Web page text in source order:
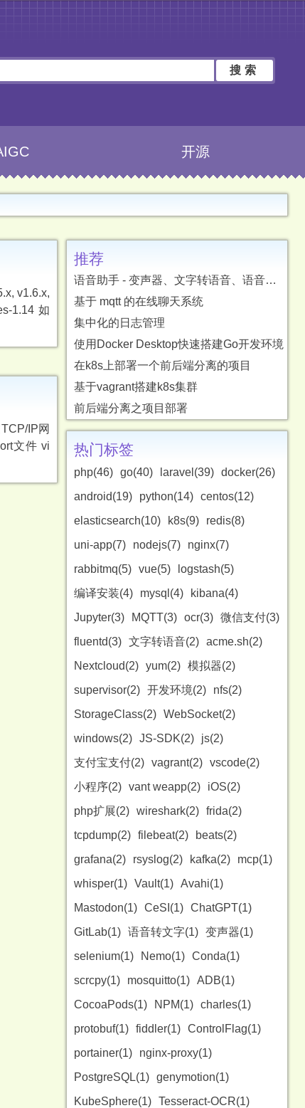
搜索
开源
v1.6.x,
1.14 如
IP网
文件 vi
推荐
语音助手 - 变声器、文字转语音、语音转文字、字幕翻译
基于 mqtt 的在线聊天系统
集中化的日志管理
使用Docker Desktop快速搭建Go开发环境
在k8s上部署一个前后端分离的项目
基于vagrant搭建k8s集群
前后端分离之项目部署
热门标签
php(46) go(40) laravel(39) docker(26)
android(19)
python(14) centos(12)
elasticsearch(10)
k8s(9)
redis(8)
uni-app(7)
nodejs(7)
nginx(7)
rabbitmq(5) vue(5)
logstash(5)
编译安装(4)
mysql(4)
kibana(4)
Jupyter(3)
MQTT(3) ocr(3) 微信支付(3)
fluentd(3) 文字转语音(2) acme.sh(2)
Nextcloud(2) yum(2) 模拟器(2)
supervisor(2) 开发环境(2)
nfs(2)
StorageClass(2) WebSocket(2)
windows(2) JS-SDK(2)
js(2)
支付宝支付(2) vagrant(2) vscode(2)
小程序(2) vant weapp(2)
iOS(2)
php扩展(2) wireshark(2) frida(2)
tcpdump(2) filebeat(2)
beats(2)
grafana(2)
rsyslog(2) kafka(2)
mcp(1)
whisper(1) Vault(1) Avahi(1)
Mastodon(1) CeSI(1) ChatGPT(1)
GitLab(1) 语音转文字(1) 变声器(1)
selenium(1)
Nemo(1) Conda(1)
scrcpy(1)
mosquitto(1) ADB(1)
CocoaPods(1)
NPM(1) charles(1)
protobuf(1) fiddler(1) ControlFlag(1)
portainer(1)
nginx-proxy(1)
PostgreSQL(1) genymotion(1)
KubeSphere(1) Tesseract-OCR(1)